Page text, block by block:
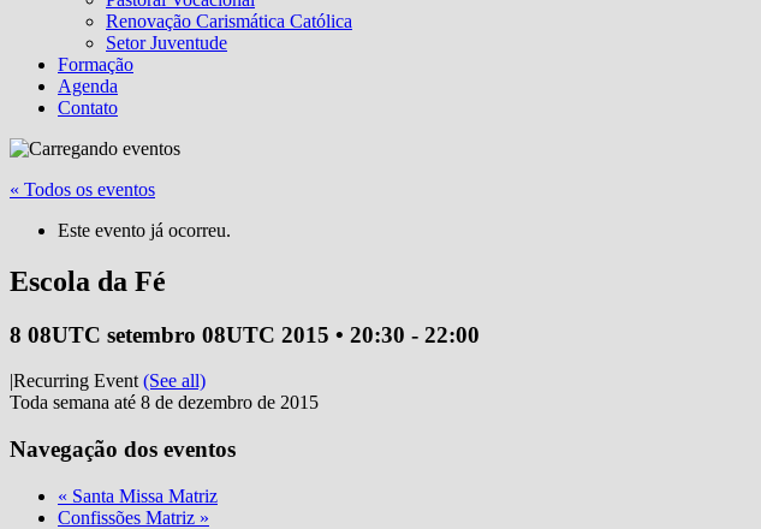
Renovação Carismática Católica
Setor Juventude
Formação
Agenda
Contato
« Todos os eventos
Este evento já ocorreu.
Escola da Fé
8 08UTC setembro 08UTC 2015 • 20:30 - 22:00
|Recurring Event (See all)
Toda semana até 8 de dezembro de 2015
Navegação dos eventos
« Santa Missa Matriz
Confissões Matriz »